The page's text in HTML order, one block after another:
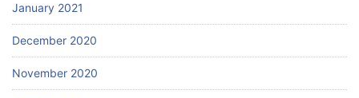
January 2021
December 2020
November 2020